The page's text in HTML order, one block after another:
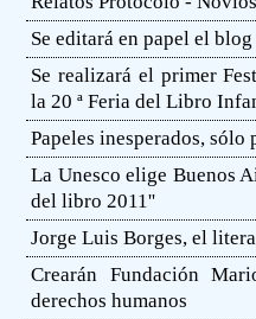
Se editará en papel el blog
Se realizará el primer
la 20 ª Feria del Libro
Papeles inesperados, sólo
La Unesco elige Buenos
del libro 2011''
Jorge Luis Borges, el
Crearán Fundación
derechos humanos